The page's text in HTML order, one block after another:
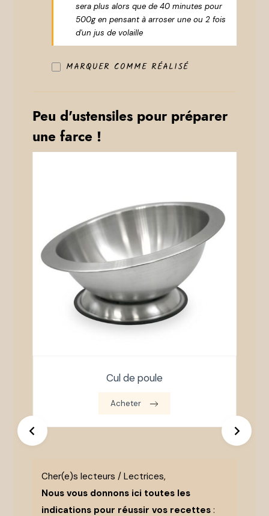
sera plus alors que de 40 minutes pour
500g en pensant à arroser une ou 2 fois
d'un jus de volaille
MARQUER COMME RÉALISÉ
Peu d'ustensiles pour préparer
une farce !
Cul de poule
Acheter
Cher(e)s lecteurs / Lectrices,
Nous vous donnons ici toutes les
indications pour réussir vos recettes :